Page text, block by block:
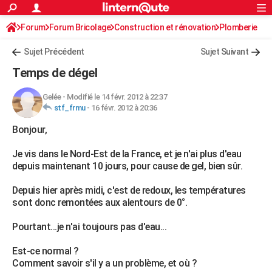
ACTUALITÉS
Politique
Société
Faits Divers
Education
Monde
Villes
+
FINANCE
Retraite
Impôts
Epargne
Immobilier
Risques naturels par ville
Banque
Assurance
Crédit
AUTO
Essais
Réserver un essai
Citadines
Berlines
SUV
Forum auto
+HIGH-TECH
Mobiles
Meilleur smartphone
Internet
Ordinateurs
Jeux vidéo
Guide high-tech
+BRICOLAGE
Forum
Aménagement intérieur
Extérieur
Cuisine
Salle de bains
Jardinage
Rangement
WEEK-END
Modes de vie
Alimentation
Guide de la santé
Maladies
Médicaments
Sommeil
VOYAGE
Rechercher
S'inscrire
Connexion
Forum Forum Bricolage Construction et rénovation Plomberie
Sujet Précédent Sujet Suivant
Temps de dégel
Gelée- Modifié le 14 févr. 2012 à 22:37
stf_frmu- 16 févr. 2012 à 20:36
Bonjour,
Je vis dans le Nord-Est de la France, et je n'ai plus d'eau
depuis maintenant 10 jours, pour cause de gel, bien sûr.
Depuis hier après midi, c'est de redoux, les températures
sont donc remontées aux alentours de 0°.
Pourtant...je n'ai toujours pas d'eau...
Est-ce normal ?
Comment savoir s'il y a un problème, et où ?